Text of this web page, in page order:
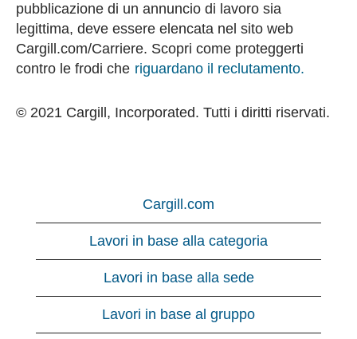
pubblicazione di un annuncio di lavoro sia
legittima, deve essere elencata nel sito web
Cargill.com/Carriere. Scopri come proteggerti
contro le frodi che riguardano il reclutamento.
© 2021 Cargill, Incorporated. Tutti i diritti riservati.
Cargill.com
Lavori in base alla categoria
Lavori in base alla sede
Lavori in base al gruppo